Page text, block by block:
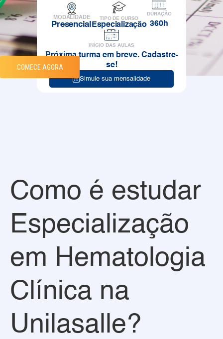
MODALIDADE
Presencial
TIPO DE CURSO
Especialização
DURAÇÃO
360h
INÍCIO DAS AULAS
Próxima turma em breve. Cadastre-
se!
Simule sua mensalidade
COMECE AGORA
Como é estudar
Especialização
em Hematologia
Clínica na
Unilasalle?